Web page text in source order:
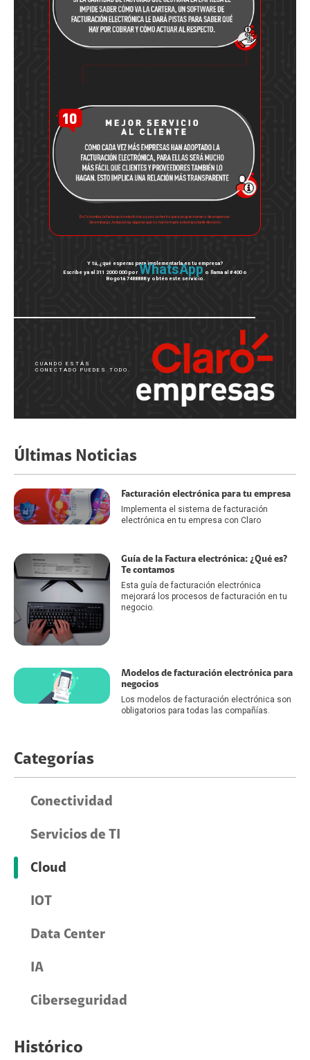
En Colombia, la facturación electrónica ya es un hecho para un gran número de empresas.
Sin embargo, todavía hay algunas que no han tomado esta importante decisión.
Y tú, ¿qué esperas para implementarla en tu empresa?
Escribe ya al 311 2000 000 porWhatsApp o llama al #400 o
Bogotá 7488888 y obtén este servicio.
CUANDO ESTÁS
CONECTADO PUEDES TODO.
Últimas Noticias
Facturación electrónica para tu empresa
Implementa el sistema de facturación
electrónica en tu empresa con Claro
Guía de la Factura electrónica: ¿Qué es?
Te contamos
Esta guía de facturación electrónica
mejorará los procesos de facturación en tu
negocio.
Modelos de facturación electrónica para
negocios
Los modelos de facturación electrónica son
obligatorios para todas las compañías.
Categorías
Conectividad
Servicios de TI
Cloud
IOT
Data Center
IA
Ciberseguridad
Histórico